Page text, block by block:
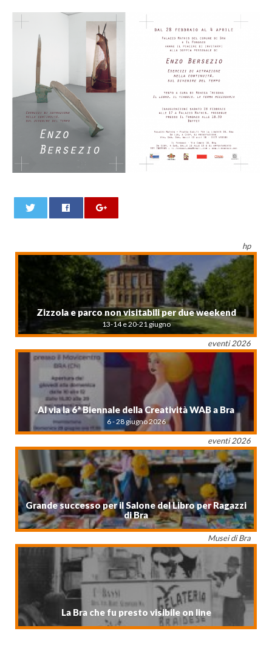
hp
Zizzola e parco non visitabili per due weekend
13-14 e 20-21 giugno
eventi 2026
Al via la 6ª Biennale della Creatività WAB a Bra
6 - 28 giugno 2026
eventi 2026
Grande successo per il Salone del Libro per Ragazzi
di Bra
Musei di Bra
La Bra che fu presto visibile on line